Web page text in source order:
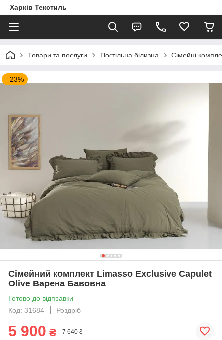
Харків Текстиль
Товари та послуги Постільна білизна Сімейні
–23%
Сімейний комплект Limasso Exclusive Capulet
Olive Варена Бавовна
Готово до відправки
Код: 31684
Роздріб
5 900 ₴ 7 640 ₴